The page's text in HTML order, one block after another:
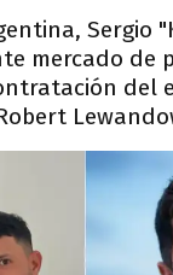
Sergio
mercado de
del